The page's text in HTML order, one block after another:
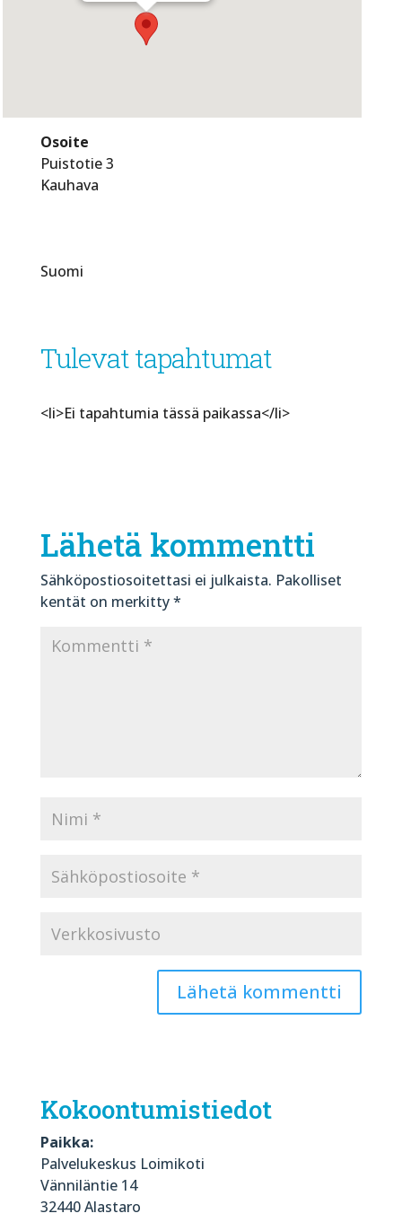
Osoite
Puistotie 3
Kauhava
Suomi
Tulevat tapahtumat
<li>Ei tapahtumia tässä paikassa</li>
Lähetä kommentti
Sähköpostiosoitettasi ei julkaista. Pakolliset
kentät on merkitty*
Kokoontumistiedot
Paikka:
Palvelukeskus Loimikoti
Vänniläntie 14
32440 Alastaro